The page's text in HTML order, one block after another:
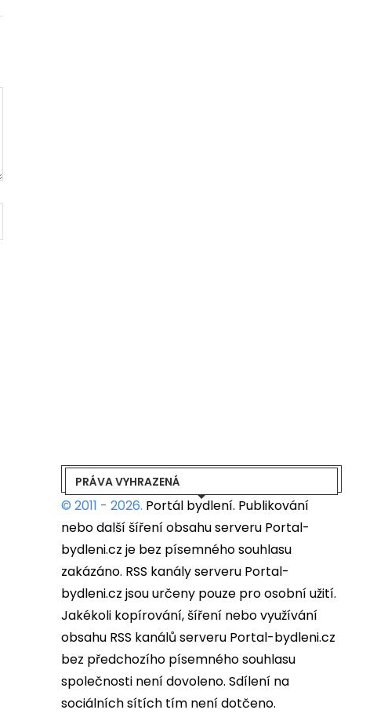
PRÁVA VYHRAZENÁ
© 2011 - 2026. Portál bydlení. Publikování
nebo další šíření obsahu serveru Portal-
bydleni.cz je bez písemného souhlasu
zakázáno. RSS kanály serveru Portal-
bydleni.cz jsou určeny pouze pro osobní užití.
Jakékoli kopírování, šíření nebo využívání
obsahu RSS kanálů serveru Portal-bydleni.cz
bez předchozího písemného souhlasu
společnosti není dovoleno. Sdílení na
sociálních sítích tím není dotčeno.